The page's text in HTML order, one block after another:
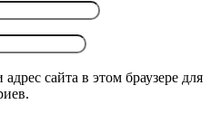
сайта в этом браузере для